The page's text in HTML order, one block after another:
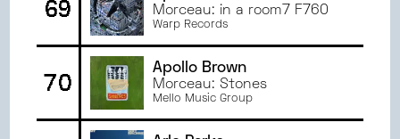
69 Morceau: in a room7 F760
Warp Records
70
Apollo Brown
Morceau: Stones
Mello Music Group